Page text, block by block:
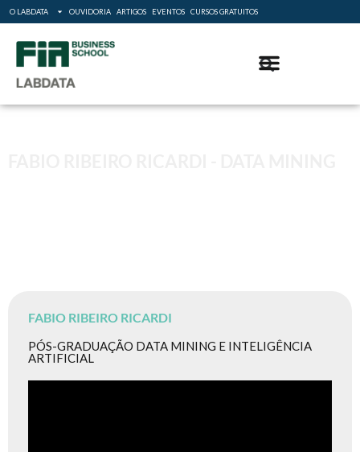
O LABDATA OUVIDORIA ARTIGOS EVENTOS CURSOS GRATUITOS
FABIO RIBEIRO RICARDI
PÓS-GRADUAÇÃO DATA MINING E INTELIGÊNCIA
ARTIFICIAL